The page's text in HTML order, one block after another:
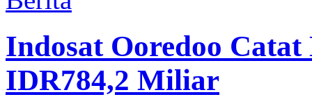
Indosat Ooredoo
IDR784,2 Miliar